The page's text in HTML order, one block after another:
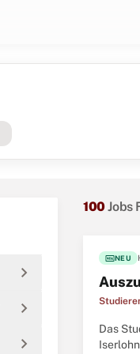
expand_more
expand_more
expand_more
100Jobs
fiber_newNEU
Das